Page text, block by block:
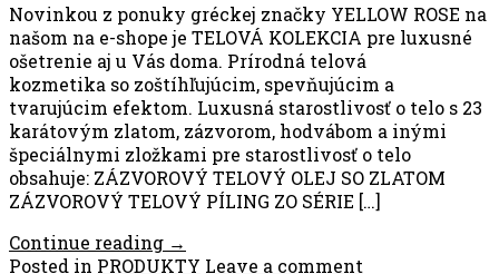
Novinkou z ponuky gréckej značky YELLOW ROSE na
našom na e-shope je TELOVÁ KOLEKCIA pre luxusné
ošetrenie aj u Vás doma. Prírodná telová
kozmetika so zoštíhľujúcim, spevňujúcim a
tvarujúcim efektom. Luxusná starostlivosť o telo s 23
karátovým zlatom, zázvorom, hodvábom a inými
špeciálnymi zložkami pre starostlivosť o telo
obsahuje: ZÁZVOROVÝ TELOVÝ OLEJ SO ZLATOM
ZÁZVOROVÝ TELOVÝ PÍLING ZO SÉRIE […]
Continue reading →
Posted in PRODUKTY Leave a comment